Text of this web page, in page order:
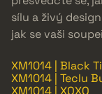
sílu a živý
jak se vaši
XM1014 | Black
XM1014 | Teclu
XM1014 | XOXO